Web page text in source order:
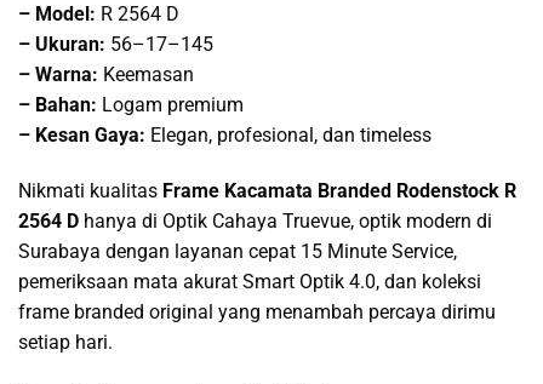
– Model: R 2564 D
– Ukuran: 56–17–145
– Warna: Keemasan
– Bahan: Logam premium
– Kesan Gaya: Elegan, profesional, dan timeless
Nikmati kualitas Frame Kacamata Branded Rodenstock R
2564 D hanya di Optik Cahaya Truevue, optik modern di
Surabaya dengan layanan cepat 15 Minute Service,
pemeriksaan mata akurat Smart Optik 4.0, dan koleksi
frame branded original yang menambah percaya dirimu
setiap hari.